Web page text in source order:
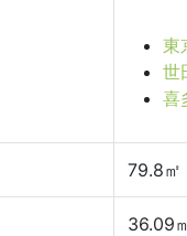
東
世
喜
79.8㎡
36.09